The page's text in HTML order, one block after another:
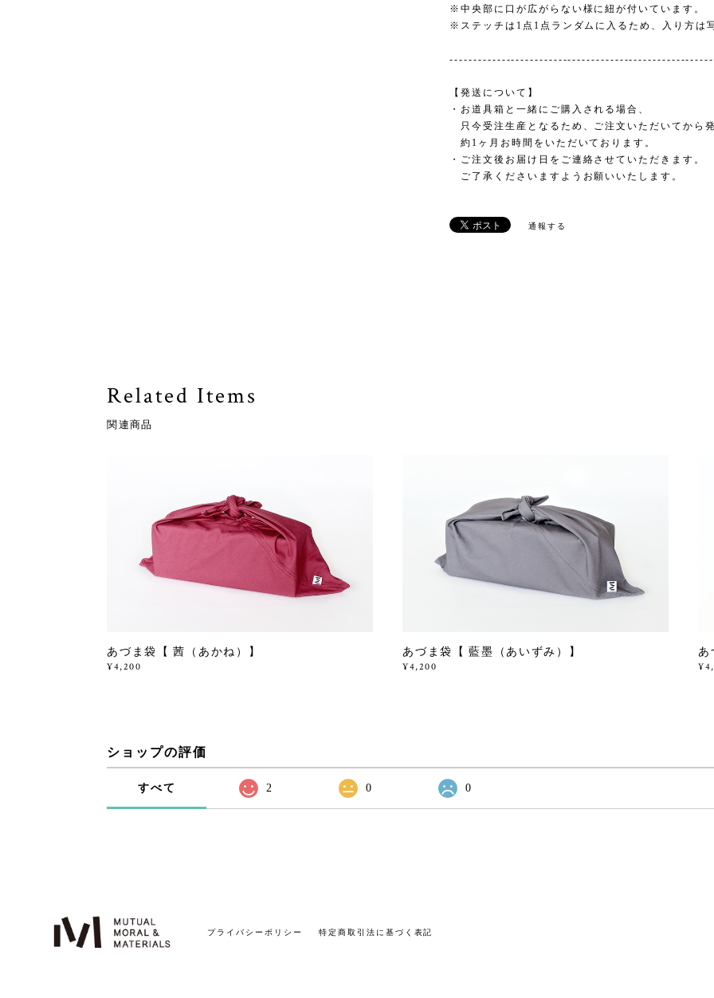
※中央部に口が広がらない様に紐が付いています。
※ステッチは1点1点ランダムに入るため、入り方は
【発送について】
・お道具箱と一緒にご購入される場合、
只今受注生産となるため、ご注文いただいてから
約1ヶ月お時間をいただいております。
・ご注文後お届け日をご連絡させていただきます。
ご了承くださいますようお願いいたします。
通報する
Related Items
関連商品
あづま袋【 茜（あかね）】
¥4,200
あづま袋【 藍墨（あいずみ）】
¥4,200
あ
ショップの評価
すべて 2 0 0
プライバシーポリシー 特定商取引法に基づく表記